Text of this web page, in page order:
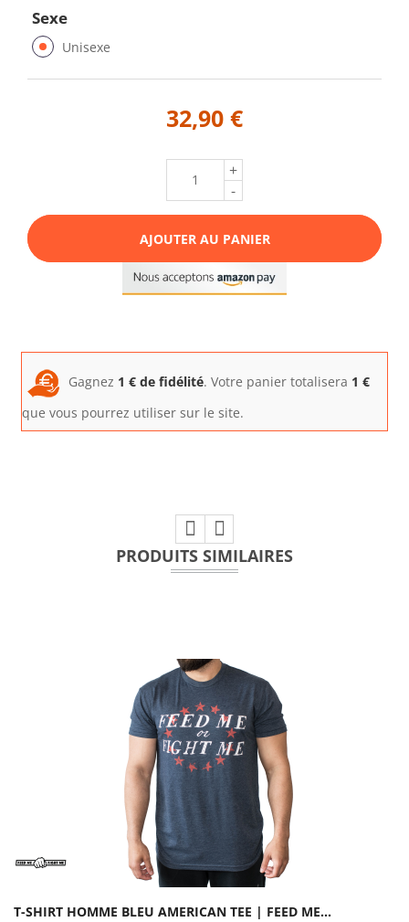
Sexe
Unisexe
32,90 €
+
-
AJOUTER AU PANIER
Gagnez 1 € de fidélité. Votre panier totalisera 1 €
que vous pourrez utiliser sur le site.
PRODUITS SIMILAIRES
T-SHIRT HOMME BLEU AMERICAN TEE | FEED ME...